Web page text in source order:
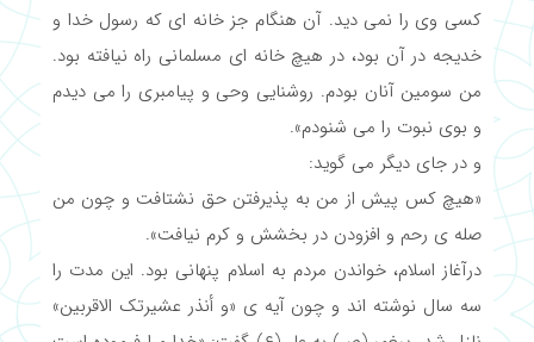
کسی وی را نمی دید. آن هنگام جز خانه ای که رسول خدا و
خدیجه در آن بود، در هیچ خانه ای مسلمانی راه نیافته بود.
من سومین آنان بودم. روشنایی وحی و پیامبری را می دیدم
و بوی نبوت را می شنودم».
و در جای دیگر می گوید:
«هیچ کس پیش از من به پذیرفتن حق نشتافت و چون من
صله ی رحم و افزودن در بخشش و کرم نیافت».
درآغاز اسلام، خواندن مردم به اسلام پنهانی بود. این مدت را
سه سال نوشته اند و چون آیه ی «و أنذر عشیرتک الاقربین»